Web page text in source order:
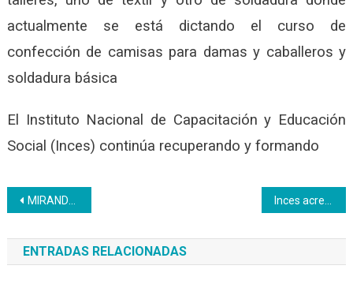
actualmente se está dictando el curso de
confección de camisas para damas y caballeros y
soldadura básica
El Instituto Nacional de Capacitación y Educación
Social (Inces) continúa recuperando y formando
Navegación
de
entradas
MIRANDA | Inces acredita a trabajadores y trabajadoras de CANTV
ENTRADAS RELACIONADAS